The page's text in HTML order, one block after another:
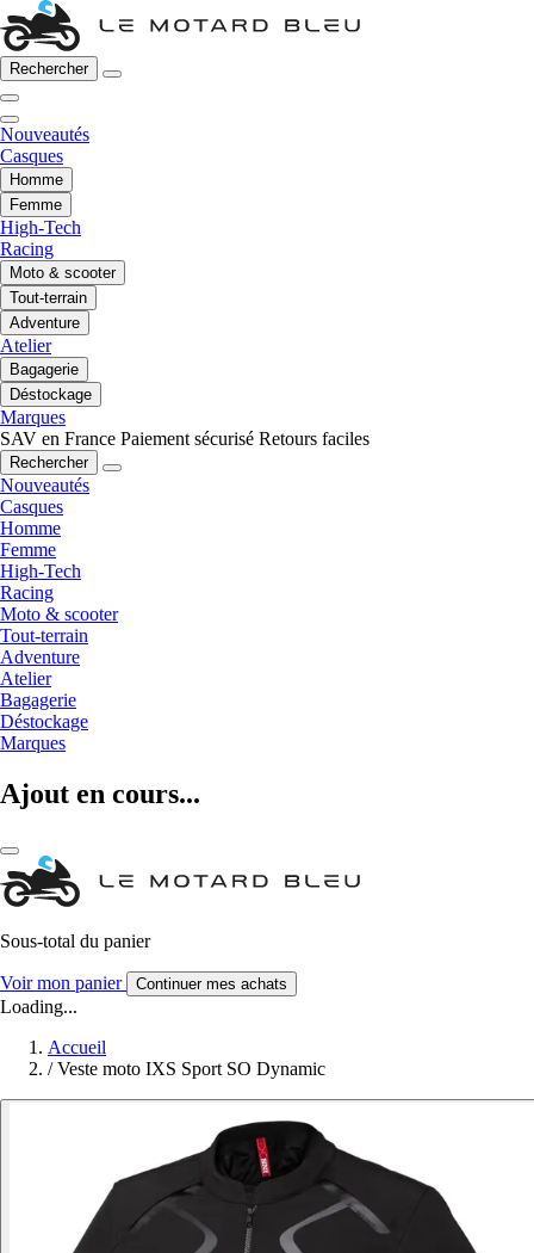
Rechercher
Nouveautés
Casques
Homme
Femme
High-Tech
Racing
Moto & scooter
Tout-terrain
Adventure
Atelier
Bagagerie
Déstockage
Marques
SAV en France Paiement sécurisé Retours faciles
Rechercher
Nouveautés
Casques
Homme
Femme
High-Tech
Racing
Moto & scooter
Tout-terrain
Adventure
Atelier
Bagagerie
Déstockage
Marques
Ajout en cours...
Sous-total du panier
Voir mon panier Continuer mes achats
Loading...
Accueil
/ Veste moto IXS Sport SO Dynamic